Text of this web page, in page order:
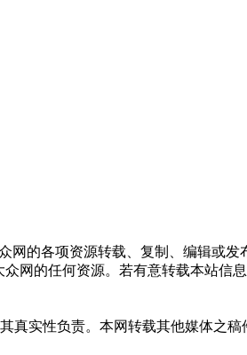
网的各项资源转载、复制、编辑或发
网的任何资源。若有意转载本站信
真实性负责。本网转载其他媒体之稿